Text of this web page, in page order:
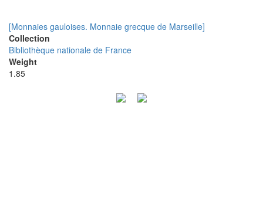
[Monnaies gauloises. Monnaie grecque de Marseille]
Collection
Bibliothèque nationale de France
Weight
1.85